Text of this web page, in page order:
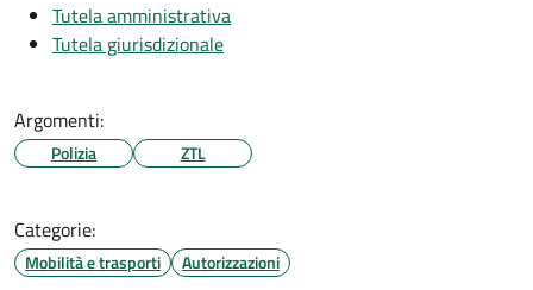
Tutela amministrativa
Tutela giurisdizionale
Argomenti:
Polizia ZTL
Categorie:
Mobilità e trasporti Autorizzazioni